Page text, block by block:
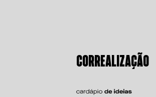
CORREALIZAÇÃO